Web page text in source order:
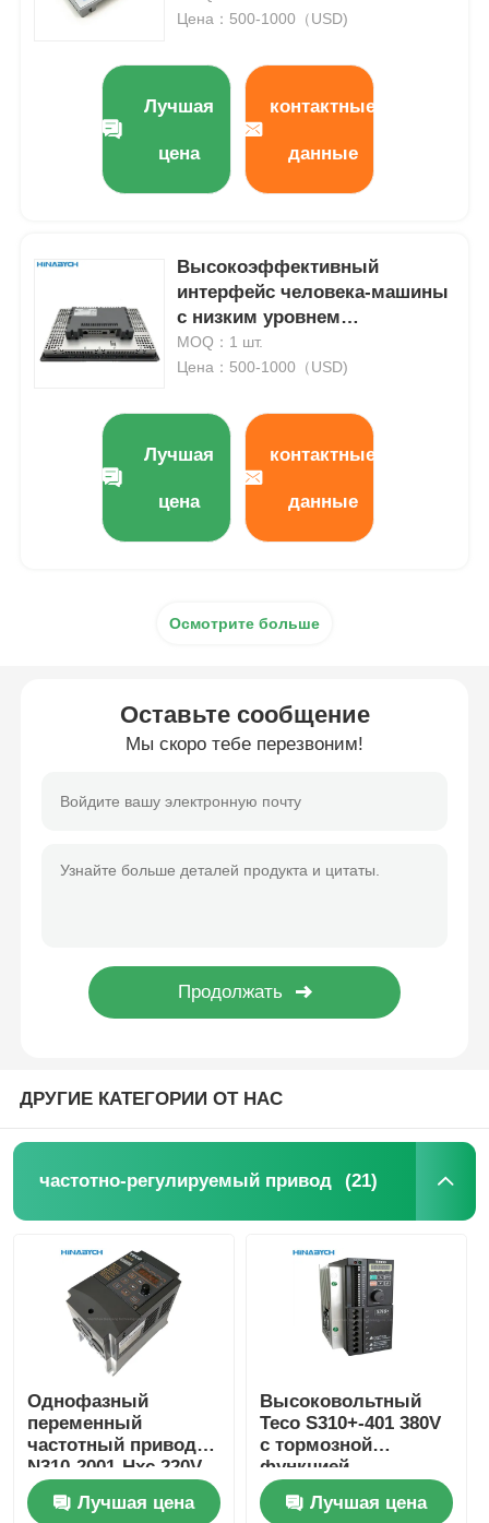
Цена：500-1000（USD)
Лучшая
цена
контактные
данные
Высокоэффективный
интерфейс человека-машины
с низким уровнем
технического обслуживания
Siemens 6AV2123-2MB03-0ax0
MOQ：1 шт.
Цена：500-1000（USD)
Лучшая
цена
контактные
данные
Осмотрите больше
Оставьте сообщение
Мы скоро тебе перезвоним!
ДРУГИЕ КАТЕГОРИИ ОТ НАС
частотно-регулируемый привод (21)
Однофазный
переменный
частотный привод
N310-2001-Hxc 220V
0,75kw VFD привод
Teco Лучшая цена
Высоковольтный
Teco S310+-401 380V
с тормозной
функцией
/402/403/405-H3bcdc
Лучшая цена